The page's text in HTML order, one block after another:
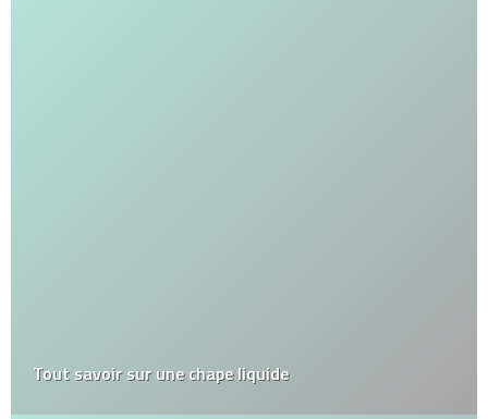
Tout savoir sur une chape liquide